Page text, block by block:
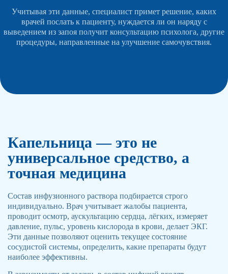
Учитывая эти данные, специалист примет решение, каких
врачей послать к пациенту, нуждается ли он наряду с
выведением из запоя получит консультацию психолога, другие
процедуры, направленные на улучшение самочувствия.
Капельница — это не
универсальное средство, а
точная медицина
Состав инфузионного раствора подбирается строго
индивидуально. Врач учитывает жалобы пациента,
проводит осмотр, аускультацию сердца, лёгких, измеряет
давление, пульс, уровень кислорода в крови, делает ЭКГ.
Эти данные позволяют оценить текущее состояние
сосудистой системы, определить, какие препараты будут
наиболее эффективны.